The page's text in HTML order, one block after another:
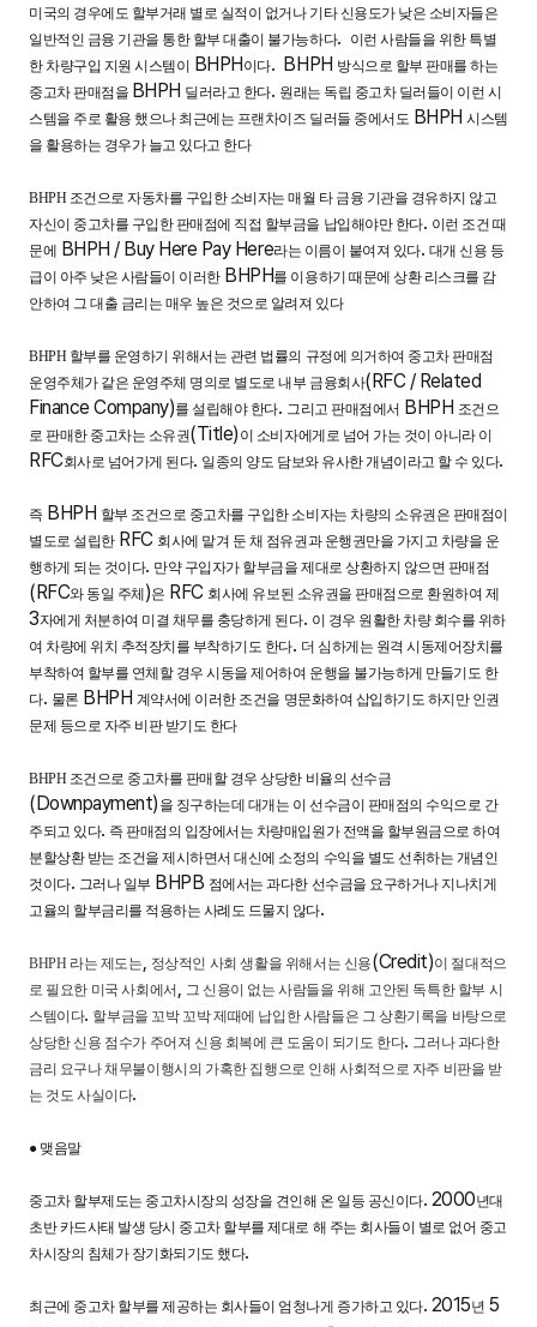
미국의 경우에도 할부거래 별로 실적이 없거나 기타 신용도가 낮은 소비자들은
일반적인 금융 기관을 통한 할부 대출이 불가능하다.
이런 사람들을 위한 특별
한 차량구입 지원 시스템이 BHPH이다. BHPH 방식으로 할부 판매를 하는
중고차 판매점을 BHPH 딜러라고 한다. 원래는 독립 중고차 딜러들이 이런 시
스템을 주로 활용 했으나 최근에는 프랜차이즈 딜러들 중에서도 BHPH시스템
을 활용하는 경우가 늘고 있다고 한다
BHPH 조건으로 자동차를 구입한 소비자는 매월 타 금융 기관을 경유하지 않고
자신이 중고차를 구입한 판매점에 직접 할부금을 납입해야만 한다. 이런 조건 때
문에 BHPH / Buy Here Pay Here라는 이름이 붙여져 있다. 대개 신용 등
급이 아주 낮은 사람들이 이러한BHPH를 이용하기 때문에 상환 리스크를 감
안하여 그 대출 금리는 매우 높은 것으로 알려져 있다
BHPH 할부를 운영하기 위해서는 관련 법률의 규정에 의거하여 중고차 판매점
운영주체가 같은 운영주체 명의로 별도로 내부 금융회사(RFC / Related
Finance Company)를 설립해야 한다. 그리고 판매점에서 BHPH 조건으
로 판매한 중고차는 소유권(Title) 이 소비자에게로 넘어 가는 것이 아니라 이
RFC회사로 넘어가게 된다. 일종의 양도 담보와 유사한 개념이라고 할 수 있다.
즉 BHPH 할부 조건으로 중고차를 구입한 소비자는 차량의 소유권은 판매점이
별도로 설립한RFC 회사에 맡겨 둔 채 점유권과 운행권만을 가지고 차량을 운
행하게 되는 것이다. 만약 구입자가 할부금을 제대로 상환하지 않으면 판매점
(RFC와 동일 주체)은 RFC 회사에 유보된 소유권을 판매점으로 환원하여 제
3자에게 처분하여 미결 채무를 충당하게 된다. 이 경우 원활한 차량 회수를 위하
여 차량에 위치 추적장치를 부착하기도 한다. 더 심하게는 원격 시동제어장치를
부착하여 할부를 연체할 경우 시동을 제어하여 운행을 불가능하게 만들기도 한
다. 물론 BHPH 계약서에 이러한 조건을 명문화하여 삽입하기도 하지만 인권
문제 등으로 자주 비판 받기도 한다
BHPH 조건으로 중고차를 판매할 경우 상당한 비율의 선수금
(Downpayment) 을 징구하는데 대개는 이 선수금이 판매점의 수익으로 간
주되고 있다. 즉 판매점의 입장에서는 차량매입원가 전액을 할부원금으로 하여
분할상환 받는 조건을 제시하면서 대신에 소정의 수익을 별도 선취하는 개념인
것이다. 그러나 일부 BHPB 점에서는 과다한 선수금을 요구하거나 지나치게
고율의 할부금리를 적용하는 사례도 드물지 않다.
BHPH 라는 제도는 정상적인 사회 생활을 위해서는 신용(Credit)이 절대적으
로 필요한 미국 사회에서
그 신용이 없는 사람들을 위해 고안된 독특한 할부 시
스템이다. 할부금을 꼬박 꼬박 제때에 납입한 사람들은 그 상환기록을 바탕으로
상당한 신용 점수가 주어져 신용 회복에 큰 도움이 되기도 한다. 그러나 과다한
금리 요구나 채무불이행시의 가혹한 집행으로 인해 사회적으로 자주 비판을 받
는 것도 사실이다.
● 맺음말
중고차 할부제도는 중고차시장의 성장을 견인해 온 일등 공신이다. 2000년대
초반 카드사태 발생 당시 중고차 할부를 제대로 해 주는 회사들이 별로 없어 중고
차시장의 침체가 장기화되기도 했다.
최근에 중고차 할부를 제공하는 회사들이 엄청나게 증가하고 있다. 2015년 5